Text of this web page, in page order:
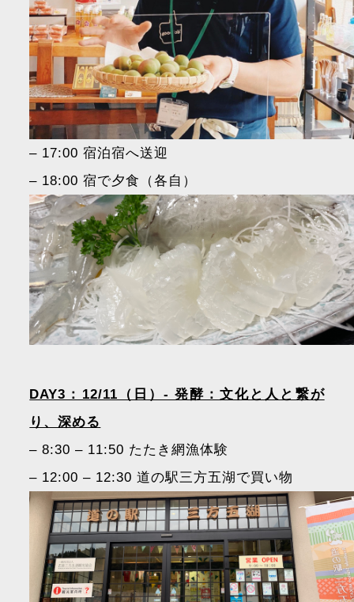
– 17:00 宿泊宿へ送迎
– 18:00 宿で夕食（各自）
DAY3：12/11（日）- 発酵：文化と人と繋が
り、深める
– 8:30 – 11:50 たたき網漁体験
– 12:00 – 12:30 道の駅三方五湖で買い物